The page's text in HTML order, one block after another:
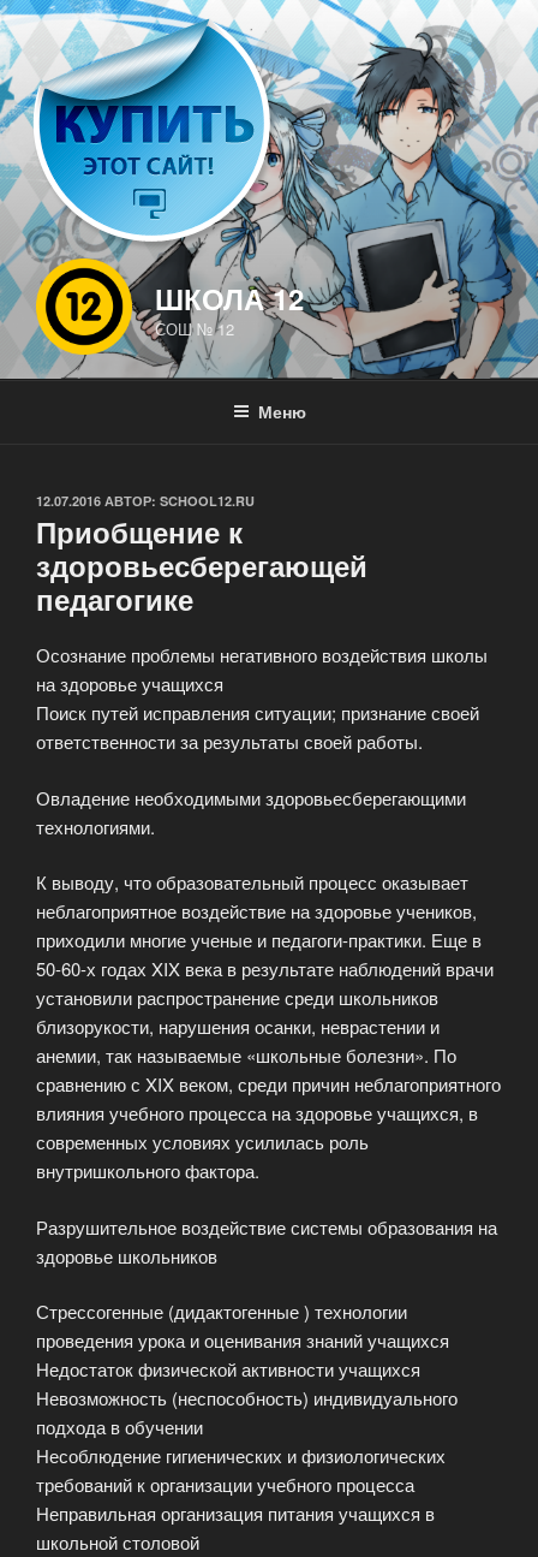
Перейти
к
содержимому
ШКОЛА 12
СОШ № 12
Меню
ОПУБЛИКОВАНО
12.07.2016 АВТОР: SCHOOL12.RU
Приобщение к
здоровьесберегающей
педагогике
Осознание проблемы негативного воздействия школы
на здоровье учащихся
Поиск путей исправления ситуации; признание своей
ответственности за результаты своей работы.
Овладение необходимыми здоровьесберегающими
технологиями.
К выводу, что образовательный процесс оказывает
неблагоприятное воздействие на здоровье учеников,
приходили многие ученые и педагоги-практики. Еще в
50-60-х годах XIX века в результате наблюдений врачи
установили распространение среди школьников
близорукости, нарушения осанки, неврастении и
анемии, так называемые «школьные болезни». По
сравнению с XIX веком, среди причин неблагоприятного
влияния учебного процесса на здоровье учащихся, в
современных условиях усилилась роль
внутришкольного фактора.
Разрушительное воздействие системы образования на
здоровье школьников
Стрессогенные (дидактогенные ) технологии
проведения урока и оценивания знаний учащихся
Недостаток физической активности учащихся
Невозможность (неспособность) индивидуального
подхода в обучении
Несоблюдение гигиенических и физиологических
требований к организации учебного процесса
Неправильная организация питания учащихся в
школьной столовой